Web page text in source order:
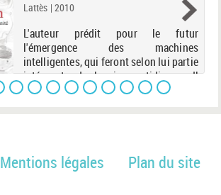
Lattès | 2010
L'auteur prédit pour le futur
l'émergence des machines
intelligentes, qui feront selon lui partie
intégrante de la vie quotidienne. Il
décrit les différents types de robots
Mentions légales Plan du site